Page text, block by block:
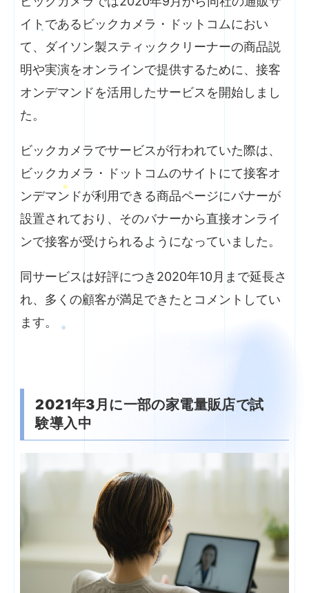
イトであるビックカメラ・ドットコムにおい
て、ダイソン製スティッククリーナーの商品説
明や実演をオンラインで提供するために、接客
オンデマンドを活用したサービスを開始しまし
た。
ビックカメラでサービスが行われていた際は、
ビックカメラ・ドットコムのサイトにて接客オ
ンデマンドが利用できる商品ページにバナーが
設置されており、そのバナーから直接オンライ
ンで接客が受けられるようになっていました。
同サービスは好評につき2020年10月まで延長さ
れ、多くの顧客が満足できたとコメントしてい
ます。
2021年3月に一部の家電量販店で試
験導入中